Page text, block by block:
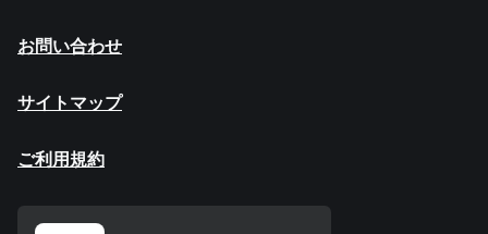
お問い合わせ
サイトマップ
ご利用規約